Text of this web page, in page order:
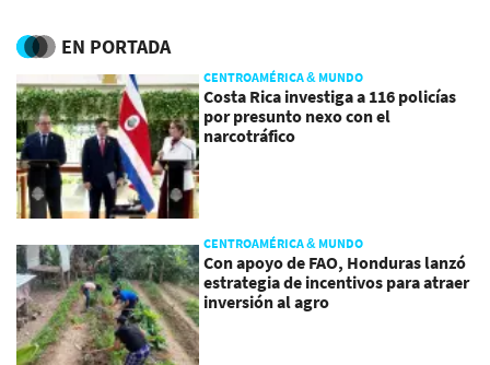
EN PORTADA
CENTROAMÉRICA & MUNDO
Costa Rica investiga a 116 policías
por presunto nexo con el
narcotráfico
CENTROAMÉRICA & MUNDO
Con apoyo de FAO, Honduras lanzó
estrategia de incentivos para atraer
inversión al agro